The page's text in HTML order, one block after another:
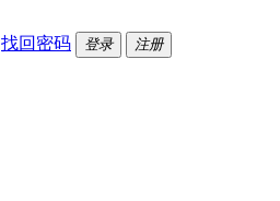
找回密码 登录 注册